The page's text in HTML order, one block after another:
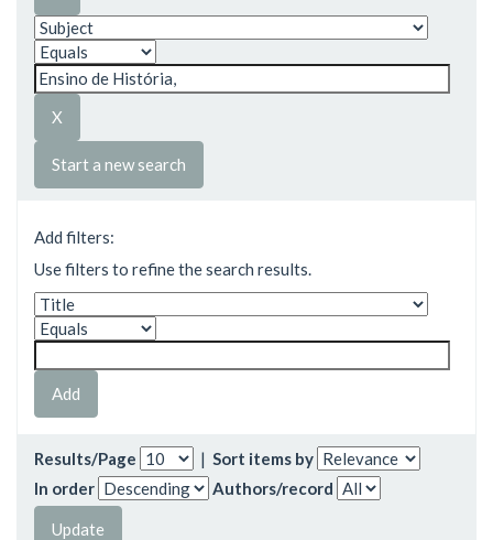
Start a new search
Add filters:
Use filters to refine the search results.
Results/Page | Sort items by
In order
Authors/record